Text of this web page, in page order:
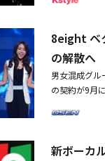
「日本のフ
しました。東
達とも会っ
たのを覚えて
ある。
の事務所の先
ので楽しみに
ンを行うが、
8eight ベ
の解散へ
男女混成グ
の契約が9月
め、その期
ャンミンと
新ボーカ